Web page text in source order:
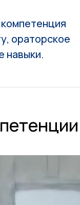
ораторское
навыки.